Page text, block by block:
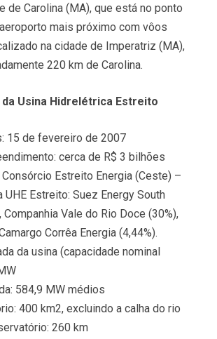
de Carolina (MA), que está no ponto
mais próximo com vôos
na cidade de Imperatriz (MA),
220 km de Carolina.
Usina Hidrelétrica Estreito
15 de fevereiro de 2007
cerca de R$ 3 bilhões
Estreito Energia (Ceste) –
Estreito: Suez Energy South
Companhia Vale do Rio Doce (30%),
Corrêa Energia (4,44%).
da usina (capacidade nominal
584,9 MW médios
400 km2, excluindo a calha do rio
260 km